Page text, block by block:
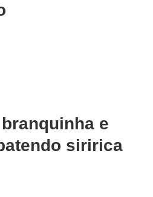
e
siririca